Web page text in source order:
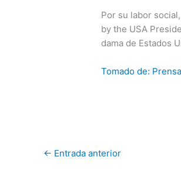
Por su labor
by the USA
dama de Estados
Tomado de:
← Entrada anterior